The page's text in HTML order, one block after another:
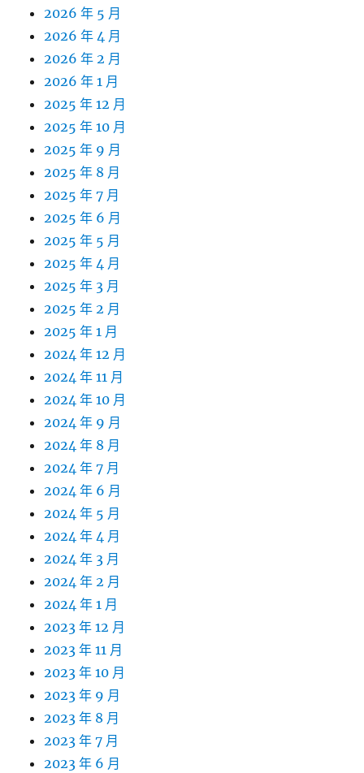
2026 年 5 月
2026 年 4 月
2026 年 2 月
2026 年 1 月
2025 年 12 月
2025 年 10 月
2025 年 9 月
2025 年 8 月
2025 年 7 月
2025 年 6 月
2025 年 5 月
2025 年 4 月
2025 年 3 月
2025 年 2 月
2025 年 1 月
2024 年 12 月
2024 年 11 月
2024 年 10 月
2024 年 9 月
2024 年 8 月
2024 年 7 月
2024 年 6 月
2024 年 5 月
2024 年 4 月
2024 年 3 月
2024 年 2 月
2024 年 1 月
2023 年 12 月
2023 年 11 月
2023 年 10 月
2023 年 9 月
2023 年 8 月
2023 年 7 月
2023 年 6 月